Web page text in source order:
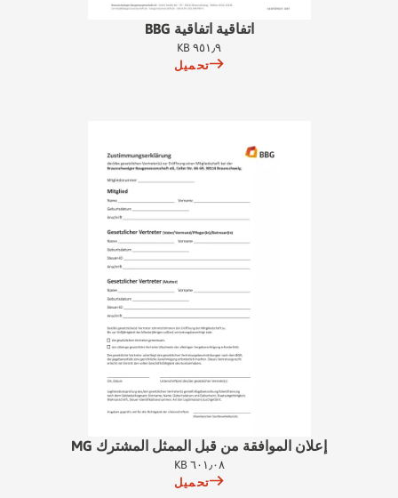
اتفاقية اتفاقية BBG
٩٥١٫٩ KB
تحميل
إعلان الموافقة من قبل الممثل المشترك MG
٦٠١٫٠٨ KB
تحميل